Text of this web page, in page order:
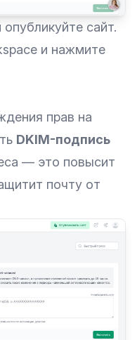
опубликуйте сайт.
и нажмите
прав на
DKIM-подпись
— это повысит
почту от